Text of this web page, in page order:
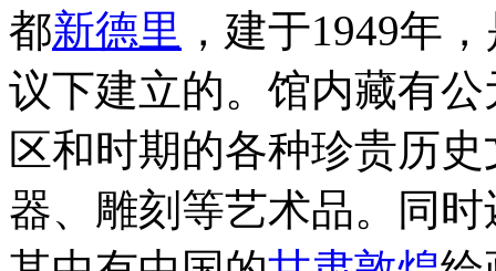
都新德里 ，建于1949年
议下建立的。馆内藏有
区和时期的各种珍贵历
器、雕刻等艺术品。同